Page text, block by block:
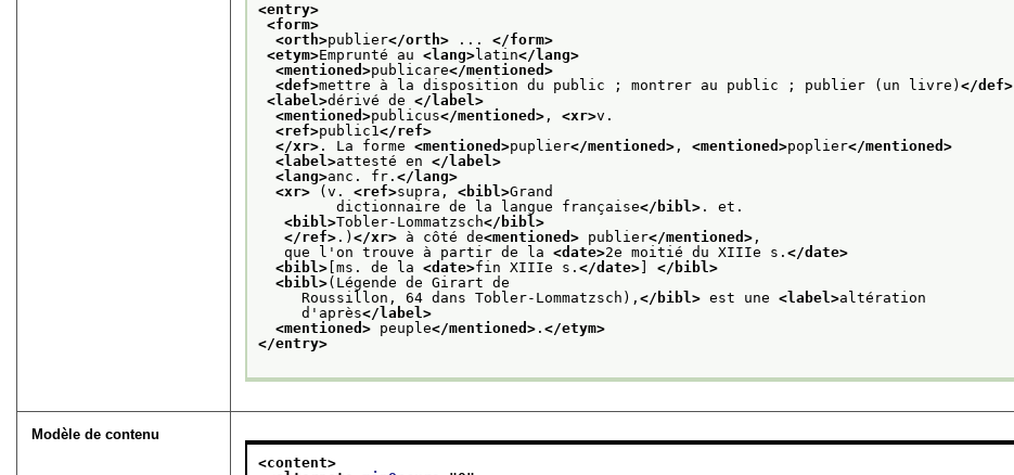
<entry>
<form>
<orth>publier</orth> ... </form>
<etym>Emprunté au <lang>latin</lang>
<mentioned>publicare</mentioned>
<def>mettre à la disposition du public ; montrer au public ; publier (un livre)</def>
<label>dérivé de </label>
<mentioned>publicus</mentioned> , <xr>v.
<ref>public1</ref>
</xr> . La forme <mentioned>puplier</mentioned> , <mentioned>poplier</mentioned>
<label>attesté en </label>
<lang>anc. fr.</lang>
<xr> (v. <ref>supra, <bibl>Grand
dictionnaire de la langue française</bibl> . et.
<bibl>Tobler-Lommatzsch</bibl>
</ref> .)</xr> à côté de<mentioned> publier</mentioned> ,
que l'on trouve à partir de la <date>2e moitié du XIIIe s.</date>
<bibl> [ms. de la <date>fin XIIIe s.</date> ] </bibl>
<bibl>(Légende de Girart de
Roussillon, 64 dans Tobler-Lommatzsch),</bibl> est une <label>altération
d'après</label>
<mentioned> peuple</mentioned> .</etym>
</entry>
Modèle de contenu
<content>